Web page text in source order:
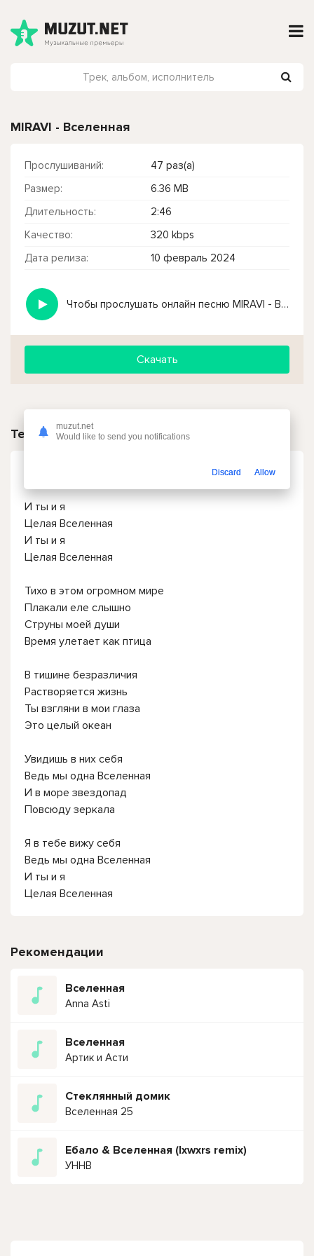
MIRAVI - Вселенная
Прослушиваний:
47 раз(а)
Размер:
6.36 MB
Длительность:
2:46
Качество:
320 kbps
Дата релиза:
10 февраль 2024
Чтобы прослушать онлайн песню MIRAVI - Вселенная нажмите на кнопку плей с светом зелений
Скачать
Текст песни
И ты и я
Целая Вселенная
И ты и я
Целая Вселенная
Тихо в этом огромном мире
Плакали еле слышно
Струны моей души
Время улетает как птица
В тишине безразличия
Растворяется жизнь
Ты взгляни в мои глаза
Это целый океан
Увидишь в них себя
Ведь мы одна Вселенная
И в море звездопад
Повсюду зеркала
Я в тебе вижу себя
Ведь мы одна Вселенная
И ты и я
Целая Вселенная
Рекомендации
Вселенная
Anna Asti
Вселенная
Артик и Асти
Стеклянный домик
Вселенная 25
Ебало & Вселенная (lxwxrs remix)
УННВ
muzut.net
Would like to send you notifications
Discard Allow